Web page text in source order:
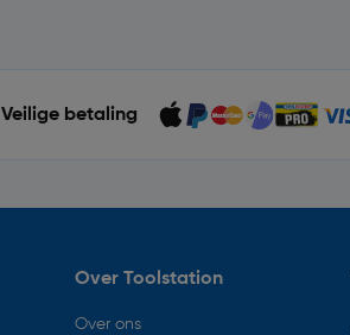
Veilige betaling
Over Toolstation
Over ons